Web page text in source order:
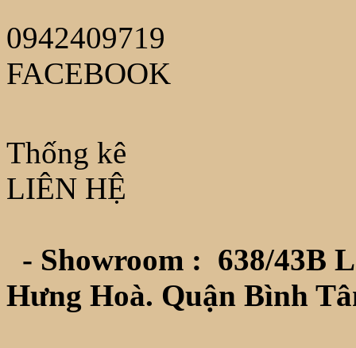
0942409719
FACEBOOK
Thống kê
LIÊN HỆ
- Showroom : 638/43B
Hưng Hoà. Quận Bình